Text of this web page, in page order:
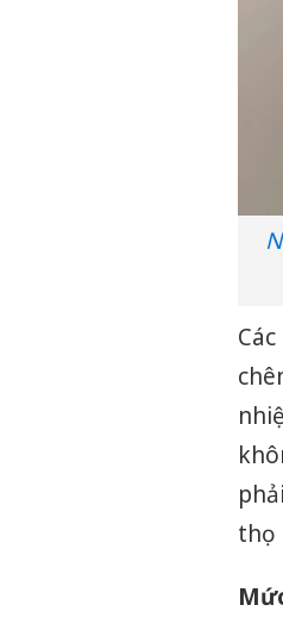
thọ